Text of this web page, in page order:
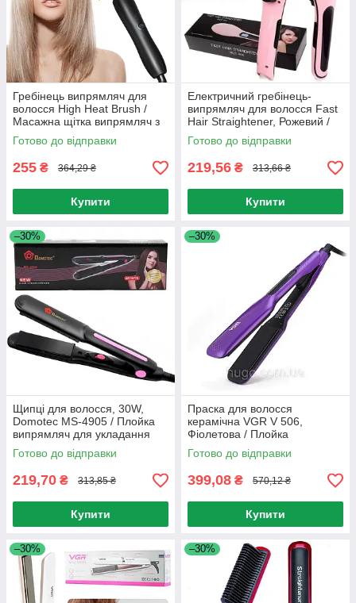
Гребінець випрямляч для
волосся High Heat Brush /
Масажна щітка випрямляч з
насадкою для випрямлення
Готово до відправки
255 ₴ 364,29 ₴
Купити
Електричний гребінець-
випрямляч для волосся Fast
Hair Straightener, Рожевий /
Гребінець для випрямлення
волосся
Готово до відправки
219,56 ₴ 313,66 ₴
Купити
–30%
Щипці для волосся, 30W,
Domotec MS-4905 / Плойка
випрямляч для укладання
волосся з PTC нагрівачем
Готово до відправки
219,70 ₴ 313,85 ₴
Купити
–30%
Праска для волосся
керамічна VGR V 506,
Фіолетова / Плойка
випрямляч для волосся /
Плойка для волосся
Готово до відправки
399,08 ₴ 570,12 ₴
Купити
–30% –30%